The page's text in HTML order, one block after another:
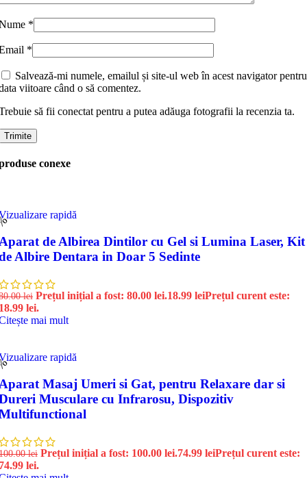
*
*
Salvează-mi numele, emailul și site-ul web în acest navigator pentru
viitoare când o să comentez.
să fii conectat pentru a putea adăuga fotografii la recenzia ta.
conexe
rapidă
de Albirea Dintilor cu Gel si Lumina Laser, Kit
Albire Dentara in Doar 5 Sedinte
lei Prețul inițial a fost: 80.00 lei.18.99 leiPrețul curent este:
lei.
mai mult
rapidă
Masaj Umeri si Gat, pentru Relaxare dar si
Musculare cu Infrarosu, Dispozitiv
lei Prețul inițial a fost: 100.00 lei.74.99 leiPrețul curent este:
lei.